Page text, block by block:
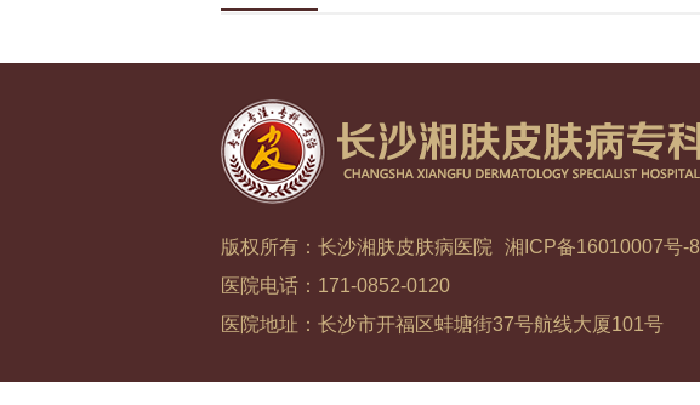
版权所有：长沙湘肤皮肤病医院
湘ICP备16010007号-8
医院电话：171-0852-0120
医院地址：长沙市开福区蚌塘街37号航线大厦101号